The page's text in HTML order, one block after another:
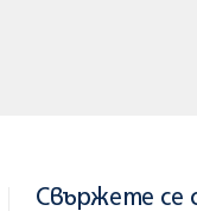
Свържете се